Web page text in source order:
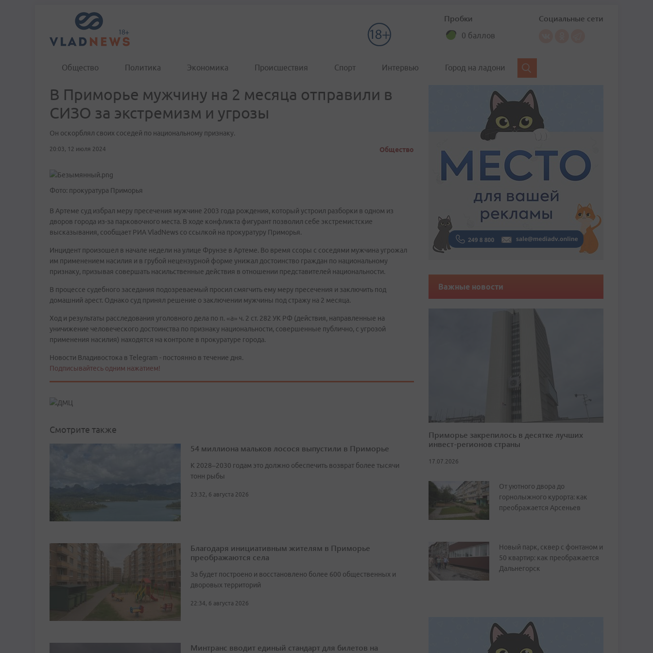
Пробки
0 баллов
Социальные сети
Общество Политика Экономика Происшествия Спорт Интервью Город на ладони
В Приморье мужчину на 2 месяца отправили в
СИЗО за экстремизм и угрозы
Он оскорблял своих соседей по национальному признаку.
20:03, 12 июля 2024 Общество
Фото: прокуратура Приморья
В Артеме суд избрал меру пресечения мужчине 2003 года рождения, который устроил разборки в одном из
дворов города из-за парковочного места. В ходе конфликта фигурант позволил себе экстремистские
высказывания, сообщает РИА VladNews со ссылкой на прокуратуру Приморья.
Инцидент произошел в начале недели на улице Фрунзе в Артеме. Во время ссоры с соседями мужчина угрожал
им применением насилия и в грубой нецензурной форме унижал достоинство граждан по национальному
признаку, призывая совершать насильственные действия в отношении представителей национальности.
В процессе судебного заседания подозреваемый просил смягчить ему меру пресечения и заключить под
домашний арест. Однако суд принял решение о заключении мужчины под стражу на 2 месяца.
Ход и результаты расследования уголовного дела по п. «а» ч. 2 ст. 282 УК РФ (действия, направленные на
уничижение человеческого достоинства по признаку национальности, совершенные публично, с угрозой
применения насилия) находятся на контроле в прокуратуре города.
Новости Владивостока в Telegram - постоянно в течение дня.
Подписывайтесь одним нажатием!
Смотрите также
54 миллиона мальков лосося выпустили в Приморье
К 2028–2030 годам это должно обеспечить возврат более тысячи
тонн рыбы
23:32, 6 августа 2026
Благодаря инициативным жителям в Приморье
преображаются села
За будет построено и восстановлено более 600 общественных и
дворовых территорий
22:34, 6 августа 2026
Минтранс вводит единый стандарт для билетов на
Важные новости
Приморье закрепилось в десятке лучших
инвест-регионов страны
17.07.2026
От уютного двора до
горнолыжного курорта: как
преображается Арсеньев
Новый парк, сквер с фонтаном и
50 квартир: как преображается
Дальнегорск